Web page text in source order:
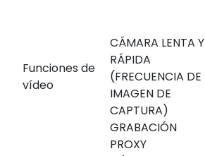
Funciones de
vídeo
CÁMARA LENTA Y
RÁPIDA
(FRECUENCIA DE
IMAGEN DE
CAPTURA)
GRABACIÓN
PROXY